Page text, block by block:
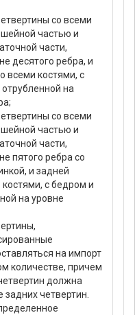
со всеми
частью и
части,
десятого ребра, и
всеми костями, с
на
со всеми
частью и
части,
пятого ребра со
и задней
с бедром и
на уровне
на импорт
количестве, причем
должна
четвертин.